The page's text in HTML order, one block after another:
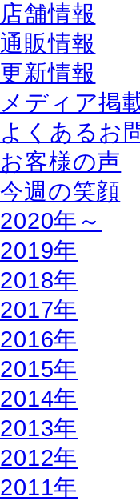
店舗情報
通販情報
更新情報
メディア掲
よくあるお
お客様の声
今週の笑顔
2020年～
2019年
2018年
2017年
2016年
2015年
2014年
2013年
2012年
2011年